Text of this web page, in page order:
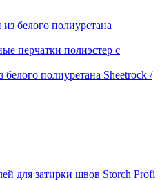
перчатки полиэстер с
полиуретана Sheetrock /